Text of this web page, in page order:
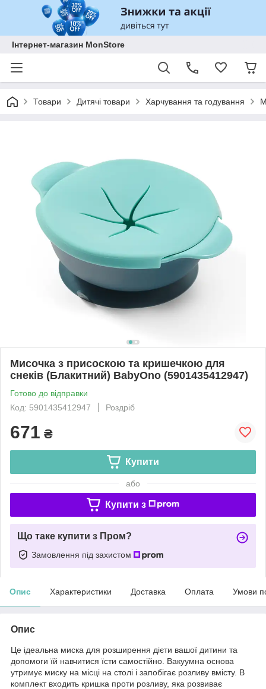
Інтернет-магазин MonStore
Товари Дитячі товари Харчування та годування
Мисочка з присоскою та кришечкою для
снеків (Блакитний) BabyOno (5901435412947)
Готово до відправки
Код: 5901435412947
Роздріб
671 ₴
Купити
або
Купити з
Що таке купити з Пром?
Замовлення під захистом
Опис Характеристики Доставка Оплата Умови
Опис
Це ідеальна миска для розширення дієти вашої дитини та
допомоги їй навчитися їсти самостійно. Вакуумна основа
утримує миску на місці на столі і запобігає розливу вмісту. В
комплект входить кришка проти розливу, яка розвиває